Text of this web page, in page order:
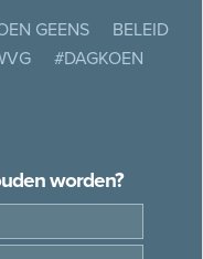
GEENS
BELEID
#DAGKOEN
worden?